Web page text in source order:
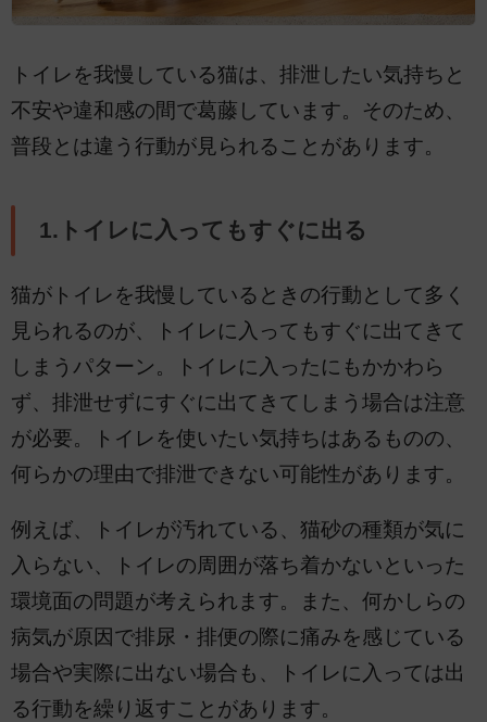
トイレを我慢している猫は、排泄したい気持ちと
不安や違和感の間で葛藤しています。そのため、
普段とは違う行動が見られることがあります。
1.トイレに入ってもすぐに出る
猫がトイレを我慢しているときの行動として多く
見られるのが、トイレに入ってもすぐに出てきて
しまうパターン。トイレに入ったにもかかわら
ず、排泄せずにすぐに出てきてしまう場合は注意
が必要。トイレを使いたい気持ちはあるものの、
何らかの理由で排泄できない可能性があります。
例えば、トイレが汚れている、猫砂の種類が気に
入らない、トイレの周囲が落ち着かないといった
環境面の問題が考えられます。また、何かしらの
病気が原因で排尿・排便の際に痛みを感じている
場合や実際に出ない場合も、トイレに入っては出
る行動を繰り返すことがあります。